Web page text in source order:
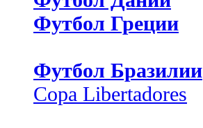
Футбол Греции
Футбол Бразилии
Copa Libertadores